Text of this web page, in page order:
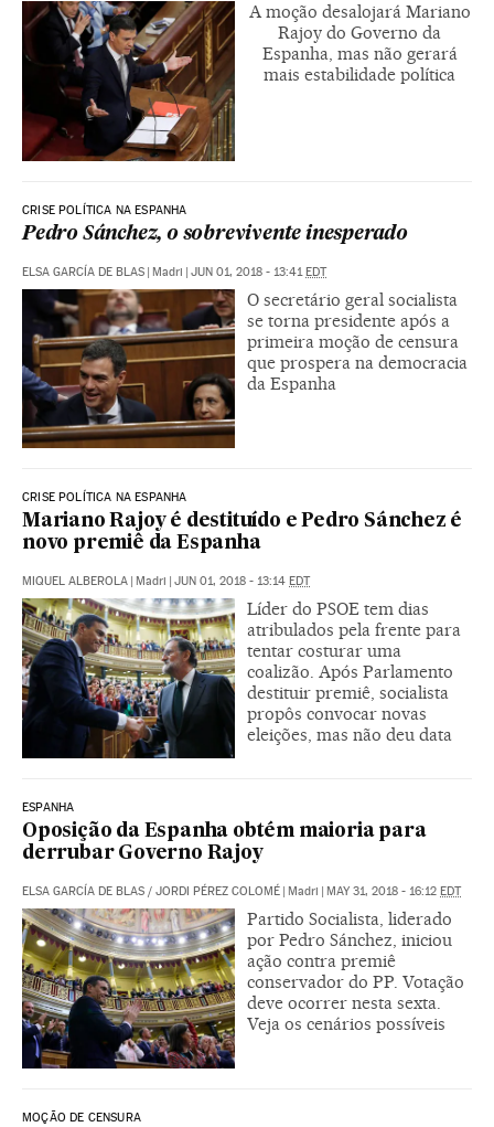
A moção desalojará Mariano
Rajoy do Governo da
Espanha, mas não gerará
mais estabilidade política
CRISE POLÍTICA NA ESPANHA
Pedro Sánchez, o sobrevivente inesperado
ELSA GARCÍA DE BLAS | Madri | JUN 01, 2018 - 13:41 EDT
O secretário geral socialista
se torna presidente após a
primeira moção de censura
que prospera na democracia
da Espanha
CRISE POLÍTICA NA ESPANHA
Mariano Rajoy é destituído e Pedro Sánchez é
novo premiê da Espanha
MIQUEL ALBEROLA Madri JUN 01, 2018 - 13:14 EDT
Líder do PSOE tem dias
atribulados pela frente para
tentar costurar uma
coalizão. Após Parlamento
destituir premiê, socialista
propôs convocar novas
eleições, mas não deu data
ESPANHA
Oposição da Espanha obtém maioria para
derrubar Governo Rajoy
ELSA GARCÍA DE BLAS / JORDI PÉREZ COLOMÉ Madri MAY 31, 2018 - 16:12 EDT
Partido Socialista, liderado
por Pedro Sánchez, iniciou
ação contra premiê
conservador do PP. Votação
deve ocorrer nesta sexta.
Veja os cenários possíveis
MOÇÃO DE CENSURA